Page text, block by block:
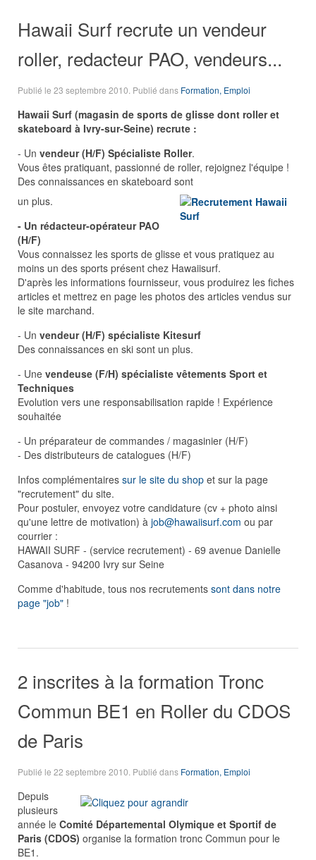
Hawaii Surf recrute un vendeur
roller, redacteur PAO, vendeurs...
Publié le 23 septembre 2010 . Publié dans Formation, Emploi
Hawaii Surf (magasin de sports de glisse dont roller et
skateboard à Ivry-sur-Seine) recrute :
- Un vendeur (H/F) Spécialiste Roller.
Vous êtes pratiquant, passionné de roller, rejoignez l'équipe !
Des connaissances en skateboard sont
un plus.
- Un rédacteur-opérateur PAO
(H/F)
Vous connaissez les sports de glisse et vous pratiquez au
moins un des sports présent chez Hawaiisurf.
D'après les informations fournisseur, vous produirez les fiches
articles et mettrez en page les photos des articles vendus sur
le site marchand.
- Un vendeur (H/F) spécialiste Kitesurf
Des connaissances en ski sont un plus.
- Une vendeuse (F/H) spécialiste vêtements Sport et
Techniques
Evolution vers une responsabilisation rapide ! Expérience
souhaitée
- Un préparateur de commandes / magasinier (H/F)
- Des distributeurs de catalogues (H/F)
Infos complémentaires sur le site du shop et sur la page
"recrutement" du site.
Pour postuler, envoyez votre candidature (cv + photo ainsi
qu'une lettre de motivation) à job@hawaiisurf.com ou par
courrier :
HAWAII SURF - (service recrutement) - 69 avenue Danielle
Casanova - 94200 Ivry sur Seine
Comme d'habitude, tous nos recrutements sont dans notre
page "job" !
2 inscrites à la formation Tronc
Commun BE1 en Roller du CDOS
de Paris
Publié le 22 septembre 2010 . Publié dans Formation, Emploi
Depuis
plusieurs
année le Comité Départemental Olymique et Sportif de
Paris (CDOS) organise la formation tronc Commun pour le
BE1.